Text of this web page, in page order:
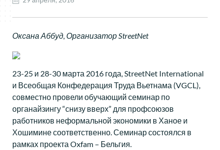
Оксана Аббуд, Организатор StreetNet
23-25 и 28-30 марта 2016 года, StreetNet International
и Всеобщая Конфедерация Труда Вьетнама (VGCL),
совместно провели обучающий семинар по
органайзингу “снизу вверх” для профсоюзов
работников неформальной экономики в Ханое и
Хошимине соответственно. Семинар состоялся в
рамках проекта Oxfam – Бельгия.